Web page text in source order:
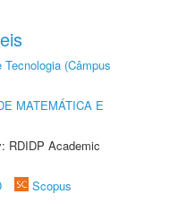
(Câmpus
MATEMÁTICA E
RDIDP Academic
Scopus